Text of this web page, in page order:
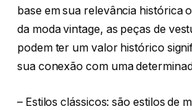
base em sua relevância histórica
da moda vintage, as peças de
podem ter um valor histórico
sua conexão com uma
– Estilos clássicos: são estilos de